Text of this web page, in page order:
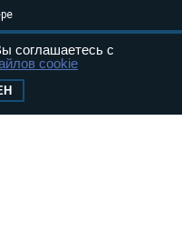
05
соглашаетесь с
cookie